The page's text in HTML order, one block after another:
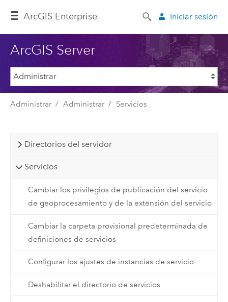
ArcGIS Enterprise Iniciar sesión
ArcGIS Server
Administrar Administrar Servicios
Directorios del servidor
Servicios
Cambiar los privilegios de publicación del servicio
de geoprocesamiento y de la extensión del servicio
Cambiar la carpeta provisional predeterminada de
definiciones de servicios
Configurar los ajustes de instancias de servicio
Deshabilitar el directorio de servicios